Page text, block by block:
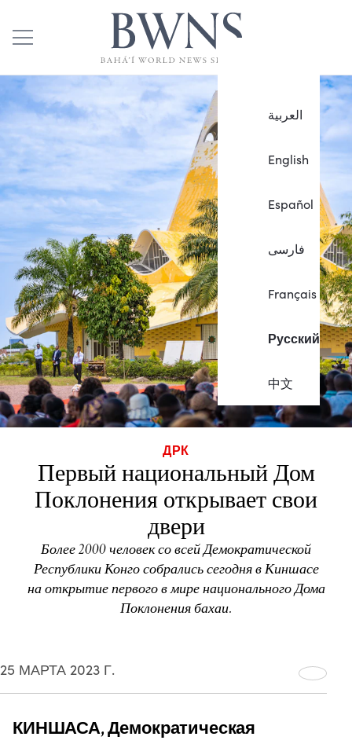
العربية
English
Español
فارسی
Français
Русский
中文
ДРК
Первый национальный Дом
Поклонения открывает свои
двери
Более 2000 человек со всей Демократической
Республики Конго собрались сегодня в Киншасе
на открытие первого в мире национального Дома
Поклонения бахаи.
25 МАРТА 2023 Г.
КИНШАСА, Демократическая